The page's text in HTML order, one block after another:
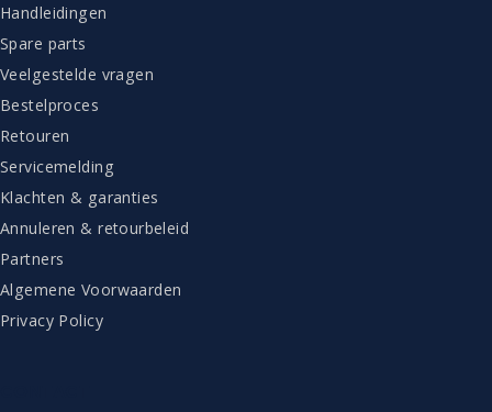
Handleidingen
Spare parts
Veelgestelde vragen
Bestelproces
Retouren
Servicemelding
Klachten & garanties
Annuleren & retourbeleid
Partners
Algemene Voorwaarden
Privacy Policy